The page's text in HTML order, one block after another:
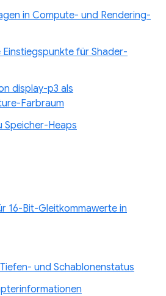
in Compute- und Rendering-
für Shader-
display-p3 als
Farbraum
Speicher-Heaps
16-Bit-Gleitkommawerte in
und Schablonenstatus